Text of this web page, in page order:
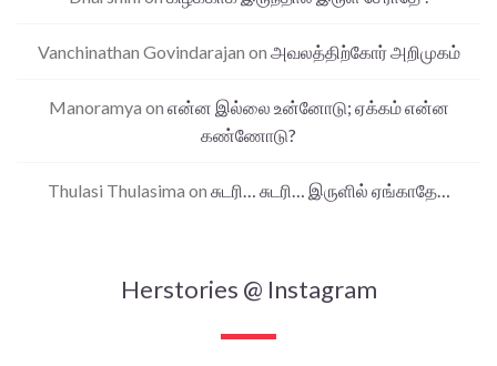
Vanchinathan Govindarajan on அவலத்திற்கோர் அறிமுகம்
Manoramya on என்ன இல்லை உன்னோடு; ஏக்கம் என்ன
கண்ணோடு?
Thulasi Thulasima on சுடரி… சுடரி… இருளில் ஏங்காதே…
Herstories @ Instagram